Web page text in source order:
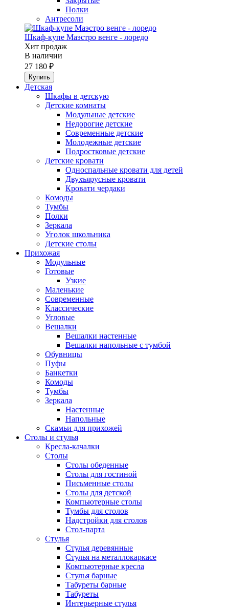
Полки
Антресоли
Шкаф-купе Маэстро венге - лоредо
Хит продаж
В наличии
27 180 ₽
Детская
Шкафы в детскую
Детские комнаты
Модульные детские
Недорогие детские
Современные детские
Молодежные детские
Подростковые детские
Детские кровати
Односпальные кровати для детей
Двухъярусные кровати
Кровати чердаки
Комоды
Тумбы
Полки
Зеркала
Уголок школьника
Детские столы
Прихожая
Модульные
Готовые
Узкие
Маленькие
Современные
Классические
Угловые
Вешалки
Вешалки настенные
Вешалки напольные с тумбой
Обувницы
Пуфы
Банкетки
Комоды
Тумбы
Зеркала
Настенные
Напольные
Скамьи для прихожей
Столы и стулья
Кресла-качалки
Столы
Столы обеденные
Столы для гостиной
Письменные столы
Столы для детской
Компьютерные столы
Тумбы для столов
Надстройки для столов
Стол-парта
Стулья
Стулья деревянные
Стулья на металлокаркасе
Компьютерные кресла
Стулья барные
Табуреты барные
Табуреты
Интерьерные стулья